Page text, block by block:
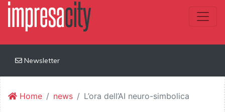
Newsletter
Home news L’ora dell’AI neuro-simbolica